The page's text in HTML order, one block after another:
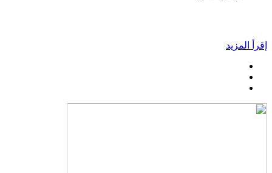
إقرأ المزيد